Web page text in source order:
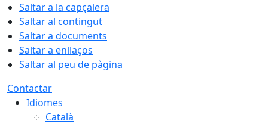
Saltar a la capçalera
Saltar al contingut
Saltar a documents
Saltar a enllaços
Saltar al peu de pàgina
Contactar
Idiomes
Català